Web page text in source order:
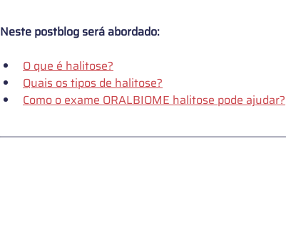
Neste postblog será abordado:
O que é halitose?
Quais os tipos de halitose?
Como o exame ORALBIOME halitose pode ajudar?